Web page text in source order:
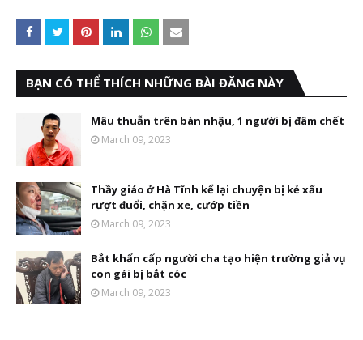
BẠN CÓ THỂ THÍCH NHỮNG BÀI ĐĂNG NÀY
Mâu thuẫn trên bàn nhậu, 1 người bị đâm chết
March 09, 2023
Thầy giáo ở Hà Tĩnh kể lại chuyện bị kẻ xấu
rượt đuổi, chặn xe, cướp tiền
March 09, 2023
Bắt khẩn cấp người cha tạo hiện trường giả vụ
con gái bị bắt cóc
March 09, 2023